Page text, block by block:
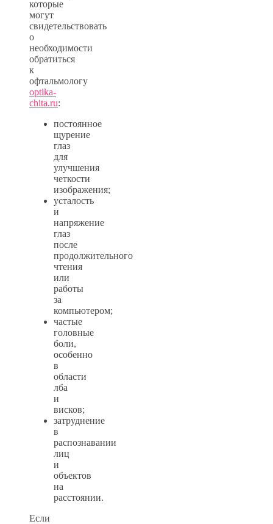
которые
могут
свидетельствовать
о
необходимости
обратиться
к
офтальмологу
optika-
chita.ru:
постоянное
щурение
глаз
для
улучшения
четкости
изображения;
усталость
и
напряжение
глаз
после
продолжительного
чтения
или
работы
за
компьютером;
частые
головные
боли,
особенно
в
области
лба
и
висков;
затруднение
в
распознавании
лиц
и
объектов
на
расстоянии.
Если